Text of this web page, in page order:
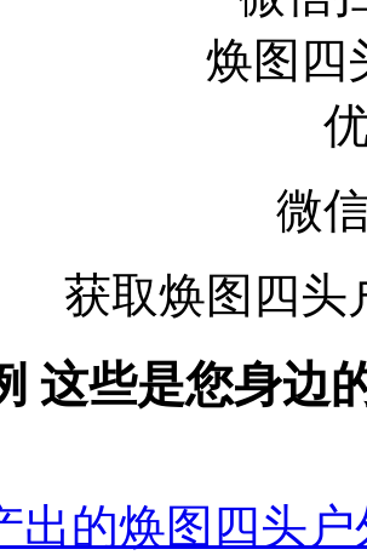
微
获取焕图四头
这些是您身边
出的焕图四头